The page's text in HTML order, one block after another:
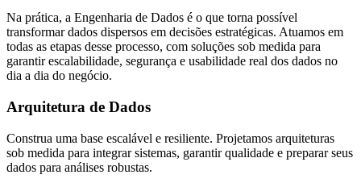
Na prática, a Engenharia de Dados é o que torna possível
transformar dados dispersos em decisões estratégicas. Atuamos em
todas as etapas desse processo, com soluções sob medida para
garantir escalabilidade, segurança e usabilidade real dos dados no
dia a dia do negócio.
Arquitetura de Dados
Construa uma base escalável e resiliente. Projetamos arquiteturas
sob medida para integrar sistemas, garantir qualidade e preparar seus
dados para análises robustas.